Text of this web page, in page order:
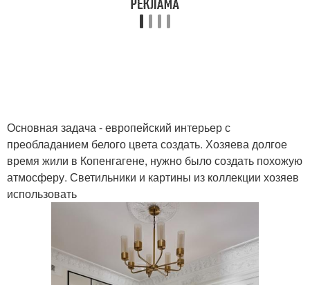
Основная задача - европейский интерьер с
преобладанием белого цвета создать. Хозяева долгое
время жили в Копенгагене, нужно было создать похожую
атмосферу. Светильники и картины из коллекции хозяев
использовать